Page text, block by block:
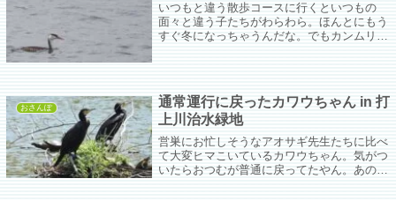
いつもと違う散歩コースに行くといつもの
面々と違う子たちがわらわら。ほんとにもう
すぐ冬になっちゃうんだな。でもカンムリカ
っぱいだ。
おさんぽ
通常運行に戻ったカワウちゃん in 打
上川治水緑地
営巣にお忙しそうなアオサギ先生たちに比べ
て大変ヒマこいているカワウちゃん。気がつ
いたらおつむが普通に戻ってたやん。あの美